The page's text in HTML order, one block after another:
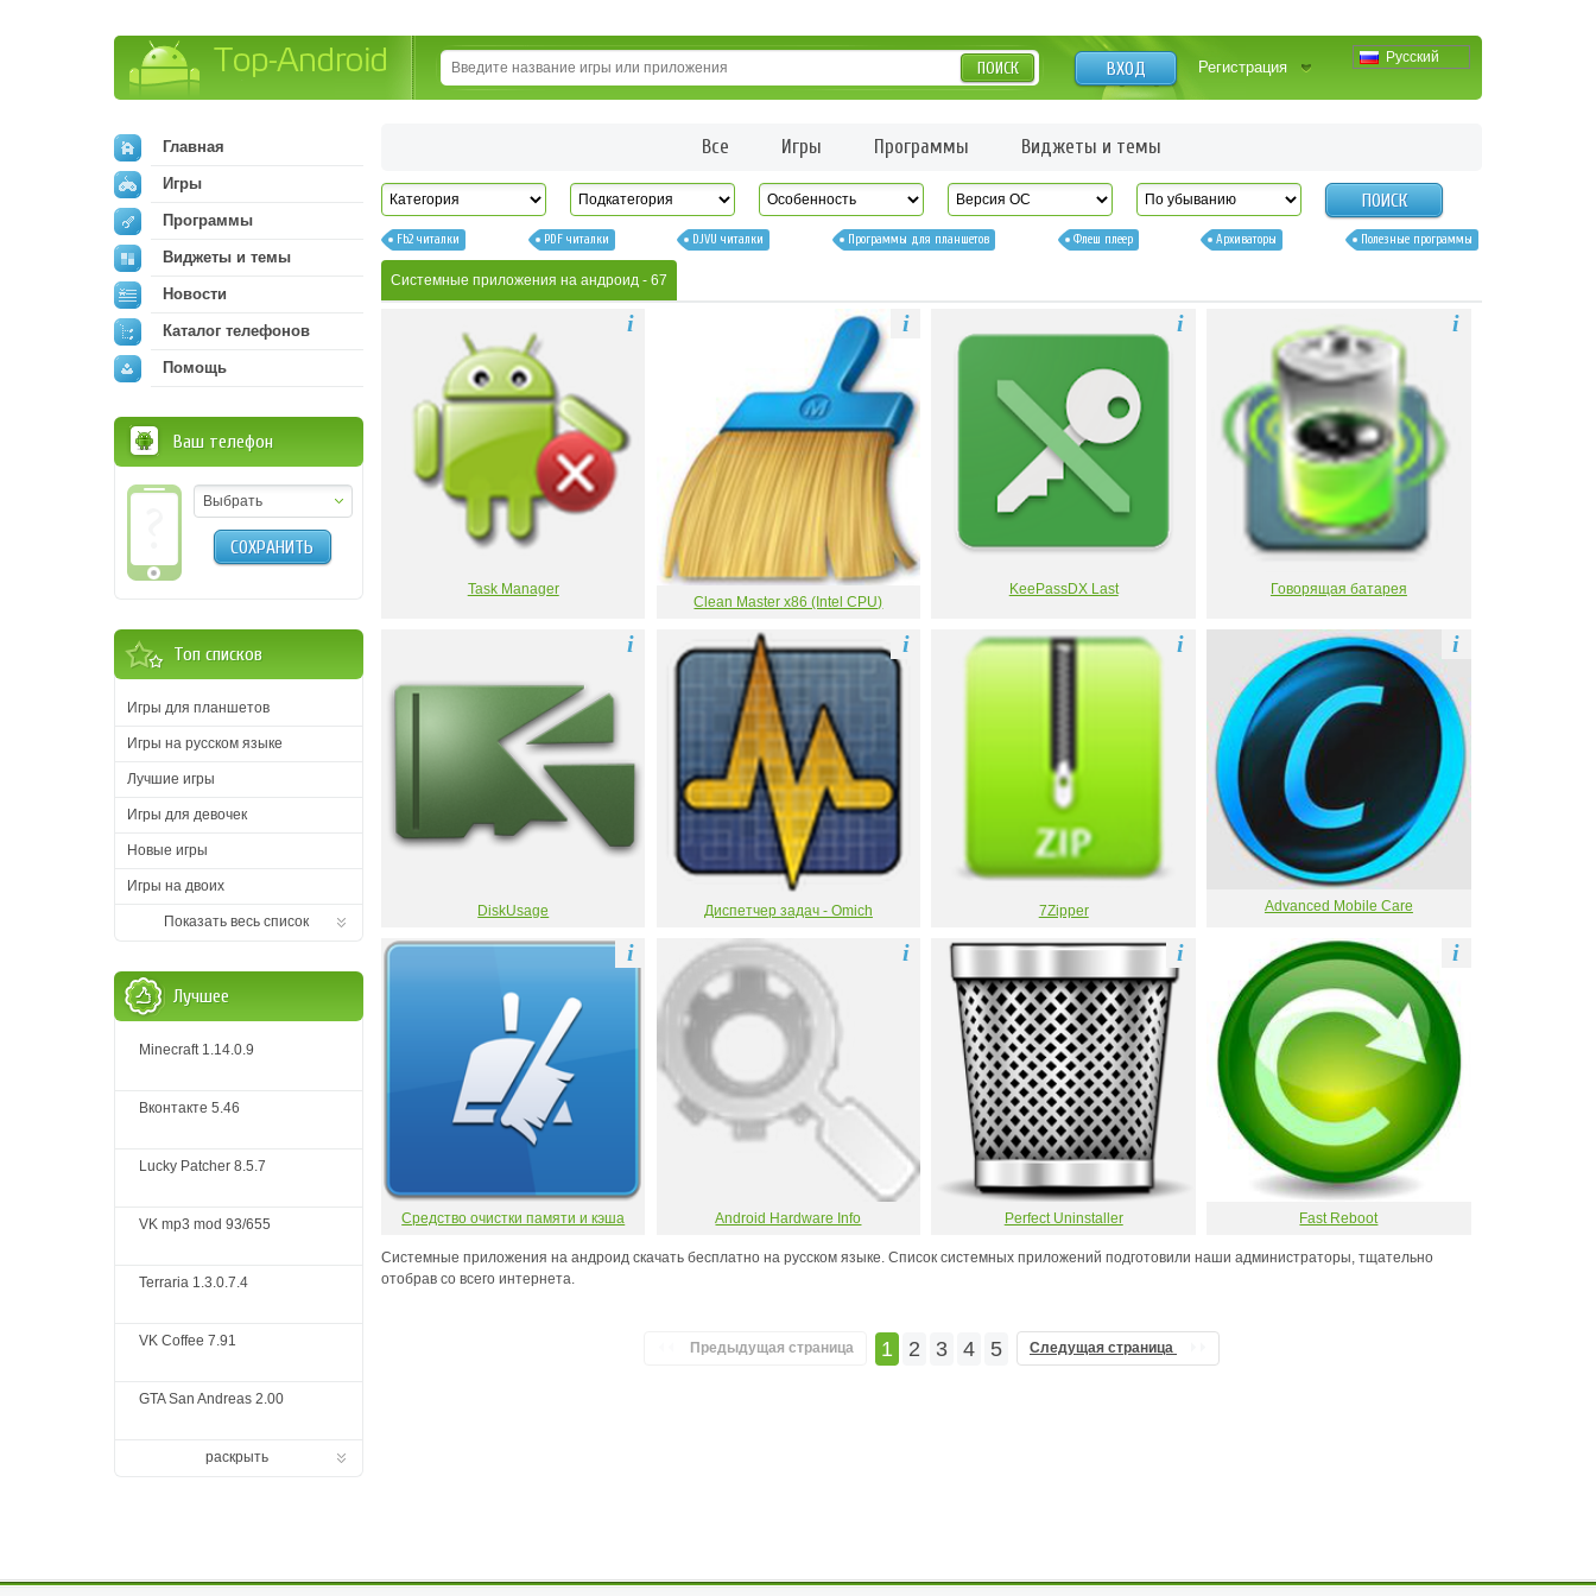
Русский
ВХОД Регистрация
ПОИСК
Все Игры Программы Виджеты и темы
ПОИСК
Fb2 читалки PDF читалки DJVU читалки Программы для планшетов Флеш плеер Архиваторы Полезные программы
Системные приложения на андроид - 67
Task Manager
i
Clean Master x86 (Intel CPU)
i
KeePassDX Last
i
Говорящая батарея
i
DiskUsage
i
Диспетчер задач - Omich
i
7Zipper
i
Advanced Mobile Care
i
Средство очистки памяти и кэша
i
Android Hardware Info
i
Perfect Uninstaller
i
Fast Reboot
i
Системные приложения на андроид скачать бесплатно на русском языке. Список системных приложений подготовили наши администраторы, тщательно
отобрав со всего интернета.
Предыдущая страница 1 2 3 4 5 Следущая страница
Главная
Игры
Программы
Виджеты и темы
Новости
Каталог телефонов
Помощь
Ваш телефон
Выбрать
СОХРАНИТЬ
Топ списков
Игры для планшетов
Игры на русском языке
Лучшие игры
Игры для девочек
Новые игры
Игры на двоих
Показать весь список
Лучшее
Minecraft 1.14.0.9
Вконтакте 5.46
Lucky Patcher 8.5.7
VK mp3 mod 93/655
Terraria 1.3.0.7.4
VK Coffee 7.91
GTA San Andreas 2.00
раскрыть